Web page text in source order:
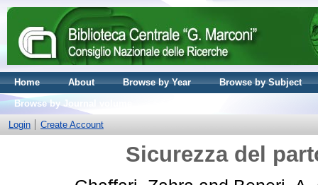
Home About Browse by Year
Browse by Subject
Browse by Journal volume
Login
Create Account
Sicurezza del